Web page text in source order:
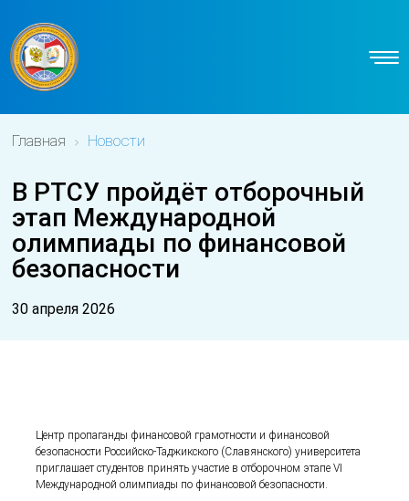
Главная Новости
В РТСУ пройдёт отборочный
этап Международной
олимпиады по финансовой
безопасности
30 апреля 2026
Центр пропаганды финансовой грамотности и финансовой
безопасности Российско-Таджикского (Славянского) университета
приглашает студентов принять участие в отборочном этапе VI
Международной олимпиады по финансовой безопасности.